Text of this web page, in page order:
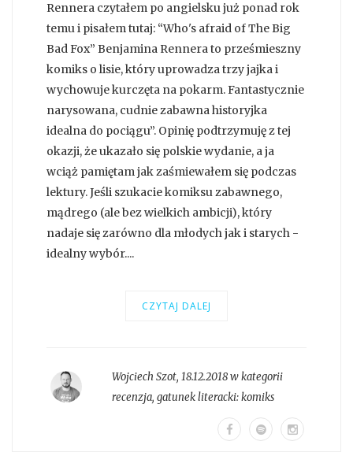
Rennera czytałem po angielsku już ponad rok
temu i pisałem tutaj: “Who's afraid of The Big
Bad Fox” Benjamina Rennera to prześmieszny
komiks o lisie, który uprowadza trzy jajka i
wychowuje kurczęta na pokarm. Fantastycznie
narysowana, cudnie zabawna historyjka
idealna do pociągu”. Opinię podtrzymuję z tej
okazji, że ukazało się polskie wydanie, a ja
wciąż pamiętam jak zaśmiewałem się podczas
lektury. Jeśli szukacie komiksu zabawnego,
mądrego (ale bez wielkich ambicji), który
nadaje się zarówno dla młodych jak i starych -
idealny wybór....
CZYTAJ DALEJ
Wojciech Szot, 18.12.2018 w kategorii
recenzja, gatunek literacki:komiks